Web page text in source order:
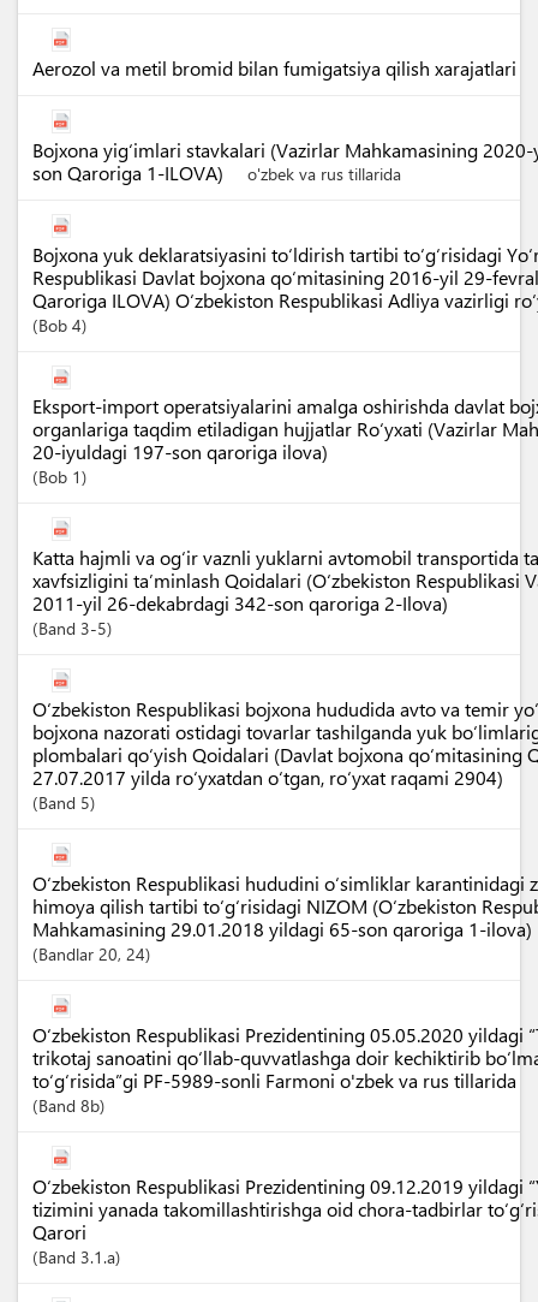
Aerozol va metil bromid bilan fumigatsiya qilish xarajatlari
Bojxona yig‘imlari stavkalari (Vazirlar Mahkamasining
son Qaroriga 1-ILOVA)
o'zbek va rus tillarida
Bojxona yuk deklaratsiyasini to‘ldirish tartibi to‘g‘risidagi
Respublikasi Davlat bojxona qo‘mitasining 2016-yil 29-
Qaroriga ILOVA) O‘zbekiston Respublikasi Adliya vazirligi
Bob 4
Eksport-import operatsiyalarini amalga oshirishda davlat
organlariga taqdim etiladigan hujjatlar Ro‘yxati (Vazirlar
20-iyuldagi 197-son qaroriga ilova)
Bob 1
Katta hajmli va og‘ir vaznli yuklarni avtomobil transportida
xavfsizligini ta’minlash Qoidalari (O‘zbekiston Respublikasi
2011-yil 26-dekabrdagi 342-son qaroriga 2-Ilova)
Band 3-5
O‘zbekiston Respublikasi bojxona hududida avto va temir
bojxona nazorati ostidagi tovarlar tashilganda yuk
plombalari qo‘yish Qoidalari (Davlat bojxona qo‘mitasining
27.07.2017 yilda ro‘yxatdan o‘tgan, ro‘yxat raqami 2904)
Band 5
O‘zbekiston Respublikasi hududini o‘simliklar karantinidagi
himoya qilish tartibi to‘g‘risidagi NIZOM (O‘zbekiston
Mahkamasining 29.01.2018 yildagi 65-son qaroriga 1-ilova)
Bandlar 20, 24
O‘zbekiston Respublikasi Prezidentining 05.05.2020 yildagi
trikotaj sanoatini qo‘llab-quvvatlashga doir kechiktirib
to‘g‘risida”gi PF-5989-sonli Farmoni o'zbek va rus tillarida
Band 8b
O‘zbekiston Respublikasi Prezidentining 09.12.2019 yildagi
tizimini yanada takomillashtirishga oid chora-tadbirlar
Qarori
Band 3.1.a